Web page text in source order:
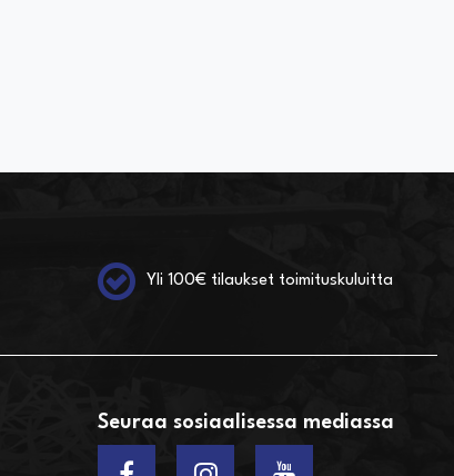
Yli 100€ tilaukset toimituskuluitta
Seuraa sosiaalisessa mediassa